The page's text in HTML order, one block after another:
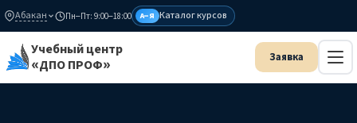
Абакан Пн–Пт: 9:00–18:00 А–Я Каталог курсов
Учебный центр
«ДПО ПРОФ»